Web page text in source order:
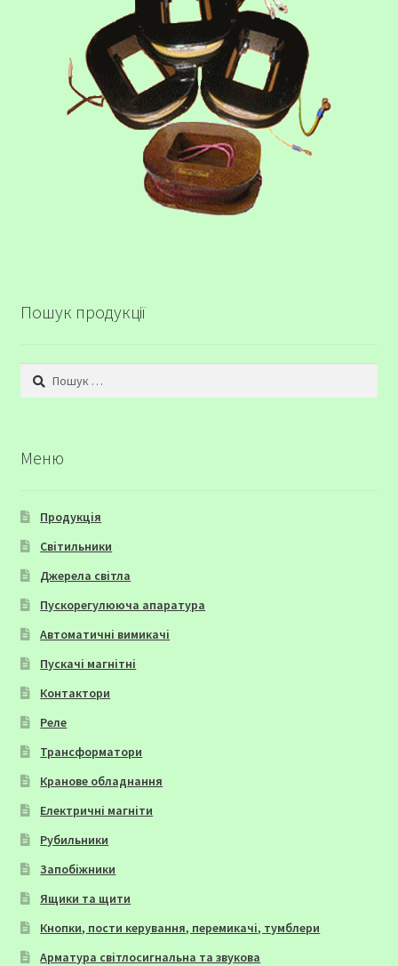
Пошук продукції
Пошук:
Меню
Продукція
Світильники
Джерела світла
Пускорегулююча апаратура
Автоматичні вимикачі
Пускачі магнітні
Контактори
Реле
Трансформатори
Кранове обладнання
Електричні магніти
Рубильники
Запобіжники
Ящики та щити
Кнопки, пости керування, перемикачі, тумблери
Арматура світлосигнальна та звукова